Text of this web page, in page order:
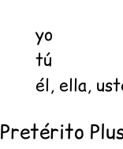
yo
tú
él, ella,
Pretérito